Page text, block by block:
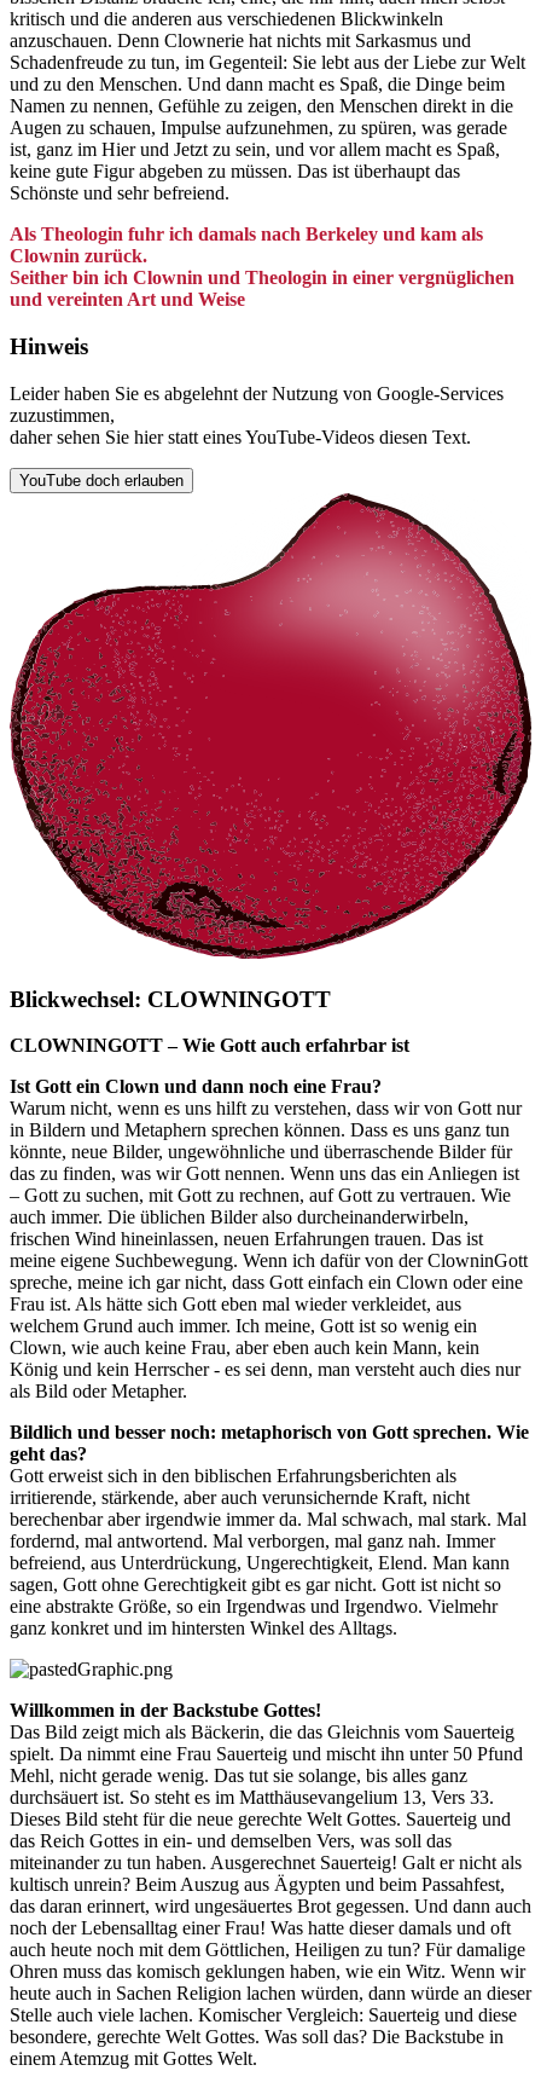
kritisch und die anderen aus verschiedenen Blickwinkeln
anzuschauen. Denn Clownerie hat nichts mit Sarkasmus und
Schadenfreude zu tun, im Gegenteil: Sie lebt aus der Liebe zur Welt
und zu den Menschen. Und dann macht es Spaß, die Dinge beim
Namen zu nennen, Gefühle zu zeigen, den Menschen direkt in die
Augen zu schauen, Impulse aufzunehmen, zu spüren, was gerade
ist, ganz im Hier und Jetzt zu sein, und vor allem macht es Spaß,
keine gute Figur abgeben zu müssen. Das ist überhaupt das
Schönste und sehr befreiend.
Als Theologin fuhr ich damals nach Berkeley und kam als
Clownin zurück.
Seither bin ich Clownin und Theologin in einer vergnüglichen
und vereinten Art und Weise
Hinweis
Leider haben Sie es abgelehnt der Nutzung von Google-Services
zuzustimmen,
daher sehen Sie hier statt eines YouTube-Videos diesen Text.
YouTube doch erlauben
Blickwechsel: CLOWNINGOTT
CLOWNINGOTT – Wie Gott auch erfahrbar ist
Ist Gott ein Clown und dann noch eine Frau?
Warum nicht, wenn es uns hilft zu verstehen, dass wir von Gott nur
in Bildern und Metaphern sprechen können. Dass es uns ganz tun
könnte, neue Bilder, ungewöhnliche und überraschende Bilder für
das zu finden, was wir Gott nennen. Wenn uns das ein Anliegen ist
– Gott zu suchen, mit Gott zu rechnen, auf Gott zu vertrauen. Wie
auch immer. Die üblichen Bilder also durcheinanderwirbeln,
frischen Wind hineinlassen, neuen Erfahrungen trauen. Das ist
meine eigene Suchbewegung. Wenn ich dafür von der ClowninGott
spreche, meine ich gar nicht, dass Gott einfach ein Clown oder eine
Frau ist. Als hätte sich Gott eben mal wieder verkleidet, aus
welchem Grund auch immer. Ich meine, Gott ist so wenig ein
Clown, wie auch keine Frau, aber eben auch kein Mann, kein
König und kein Herrscher - es sei denn, man versteht auch dies nur
als Bild oder Metapher.
Bildlich und besser noch: metaphorisch von Gott sprechen. Wie
geht das?
Gott erweist sich in den biblischen Erfahrungsberichten als
irritierende, stärkende, aber auch verunsichernde Kraft, nicht
berechenbar aber irgendwie immer da. Mal schwach, mal stark. Mal
fordernd, mal antwortend. Mal verborgen, mal ganz nah. Immer
befreiend, aus Unterdrückung, Ungerechtigkeit, Elend. Man kann
sagen, Gott ohne Gerechtigkeit gibt es gar nicht. Gott ist nicht so
eine abstrakte Größe, so ein Irgendwas und Irgendwo. Vielmehr
ganz konkret und im hintersten Winkel des Alltags.
Willkommen in der Backstube Gottes!
Das Bild zeigt mich als Bäckerin, die das Gleichnis vom Sauerteig
spielt. Da nimmt eine Frau Sauerteig und mischt ihn unter 50 Pfund
Mehl, nicht gerade wenig. Das tut sie solange, bis alles ganz
durchsäuert ist. So steht es im Matthäusevangelium 13, Vers 33.
Dieses Bild steht für die neue gerechte Welt Gottes. Sauerteig und
das Reich Gottes in ein- und demselben Vers, was soll das
miteinander zu tun haben. Ausgerechnet Sauerteig! Galt er nicht als
kultisch unrein? Beim Auszug aus Ägypten und beim Passahfest,
das daran erinnert, wird ungesäuertes Brot gegessen. Und dann auch
noch der Lebensalltag einer Frau! Was hatte dieser damals und oft
auch heute noch mit dem Göttlichen, Heiligen zu tun? Für damalige
Ohren muss das komisch geklungen haben, wie ein Witz. Wenn wir
heute auch in Sachen Religion lachen würden, dann würde an dieser
Stelle auch viele lachen. Komischer Vergleich: Sauerteig und diese
besondere, gerechte Welt Gottes. Was soll das? Die Backstube in
einem Atemzug mit Gottes Welt.